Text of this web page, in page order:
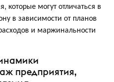
которые могут отличаться в
в зависимости от планов
и маржинальности
предприятия,